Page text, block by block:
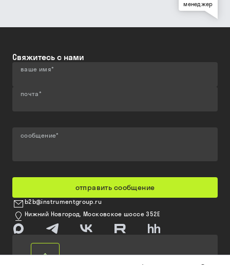
менеджер
Свяжитесь с нами
ваше имя*
почта*
сообщение*
отправить сообщение
b2b@instrumentgroup.ru
Нижний Новгород, Московское шоссе 352Е